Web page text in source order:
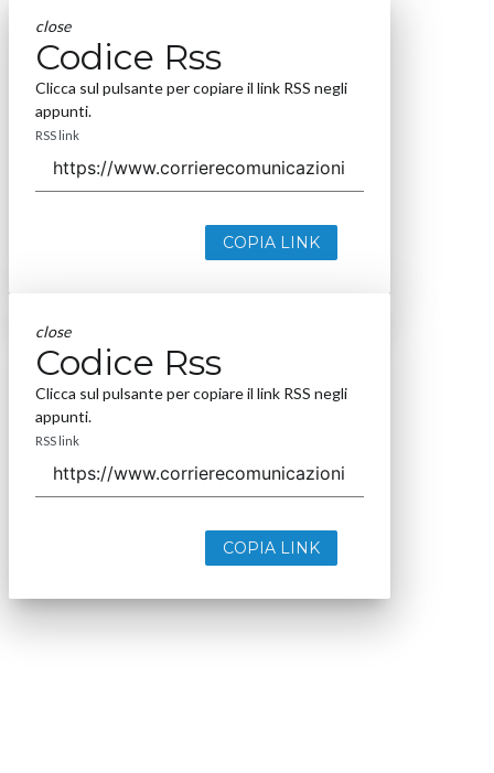
close
Codice Rss
Clicca sul pulsante per copiare il link RSS negli
appunti.
RSS link
COPIA LINK
close
Codice Rss
Clicca sul pulsante per copiare il link RSS negli
appunti.
RSS link
COPIA LINK